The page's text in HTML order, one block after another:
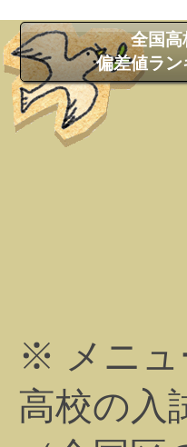
全国高
偏差値ラン
※ メニュ
高校の入